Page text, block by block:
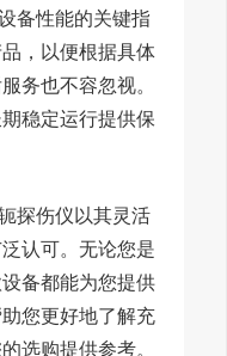
备性能的关键指
，以便根据具体
务也不容忽视。
稳定运行提供保
探伤仪以其灵活
认可。无论您是
备都能为您提供
您更好地了解充
选购提供参考。